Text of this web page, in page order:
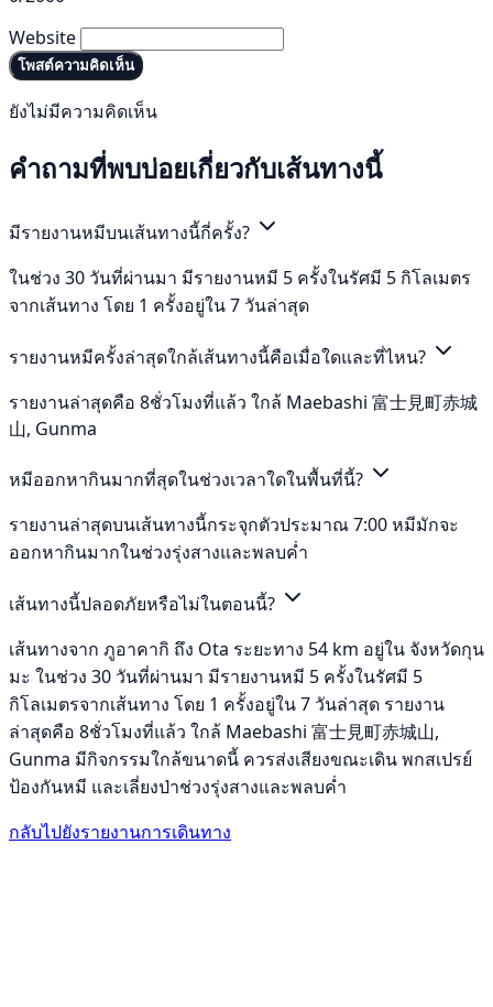
Website
โพสต์ความคิดเห็น
ยังไม่มีความคิดเห็น
คำถามที่พบบ่อยเกี่ยวกับเส้นทางนี้
มีรายงานหมีบนเส้นทางนี้กี่ครั้ง?
ในช่วง 30 วันที่ผ่านมา มีรายงานหมี 5 ครั้งในรัศมี 5 กิโลเมตร
จากเส้นทาง โดย 1 ครั้งอยู่ใน 7 วันล่าสุด
รายงานหมีครั้งล่าสุดใกล้เส้นทางนี้คือเมื่อใดและที่ไหน?
รายงานล่าสุดคือ 8ชั่วโมงที่แล้ว ใกล้ Maebashi 富士見町赤城
山, Gunma
หมีออกหากินมากที่สุดในช่วงเวลาใดในพื้นที่นี้?
รายงานล่าสุดบนเส้นทางนี้กระจุกตัวประมาณ 7:00 หมีมักจะ
ออกหากินมากในช่วงรุ่งสางและพลบค่ำ
เส้นทางนี้ปลอดภัยหรือไม่ในตอนนี้?
เส้นทางจาก ภูอาคากิ ถึง Ota ระยะทาง 54 km อยู่ใน จังหวัดกุน
มะ ในช่วง 30 วันที่ผ่านมา มีรายงานหมี 5 ครั้งในรัศมี 5
กิโลเมตรจากเส้นทาง โดย 1 ครั้งอยู่ใน 7 วันล่าสุด รายงาน
ล่าสุดคือ 8ชั่วโมงที่แล้ว ใกล้ Maebashi 富士見町赤城山,
Gunma มีกิจกรรมใกล้ขนาดนี้ ควรส่งเสียงขณะเดิน พกสเปรย์
ป้องกันหมี และเลี่ยงป่าช่วงรุ่งสางและพลบค่ำ
กลับไปยังรายงานการเดินทาง